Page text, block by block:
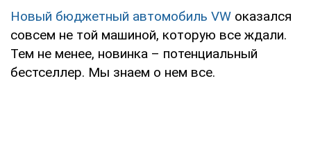
Новый бюджетный автомобиль VW оказался
совсем не той машиной, которую все ждали.
Тем не менее, новинка – потенциальный
бестселлер. Мы знаем о нем все.